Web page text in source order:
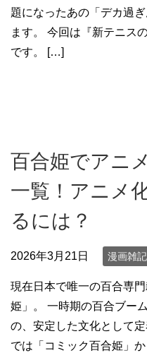
題になったあの「デカ過
ます。 今回は『新テニス
です。 […]
百合姫でアニ
一覧！アニメ
るには？
2026年3月21日 漫画雑記
現在日本で唯一の百合専
姫」。 一時期の百合ブー
の、安定した文化として
では「コミック百合姫」